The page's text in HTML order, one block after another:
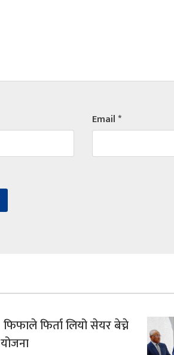
Email*
फिफाले फिर्ता लियो सेयर बेच्ने
योजना